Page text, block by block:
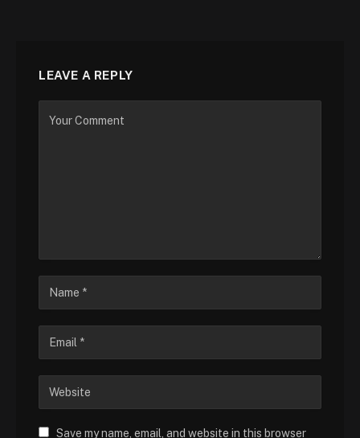
LEAVE A REPLY
Save my name, email, and website in this browser